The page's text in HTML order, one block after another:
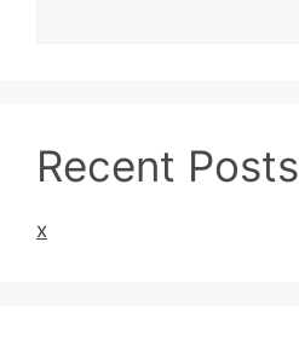
Recent Posts
x